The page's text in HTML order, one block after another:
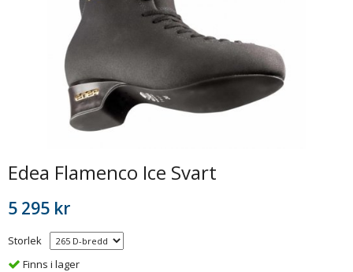
Edea Flamenco Ice Svart
5 295 kr
Storlek
Finns i lager